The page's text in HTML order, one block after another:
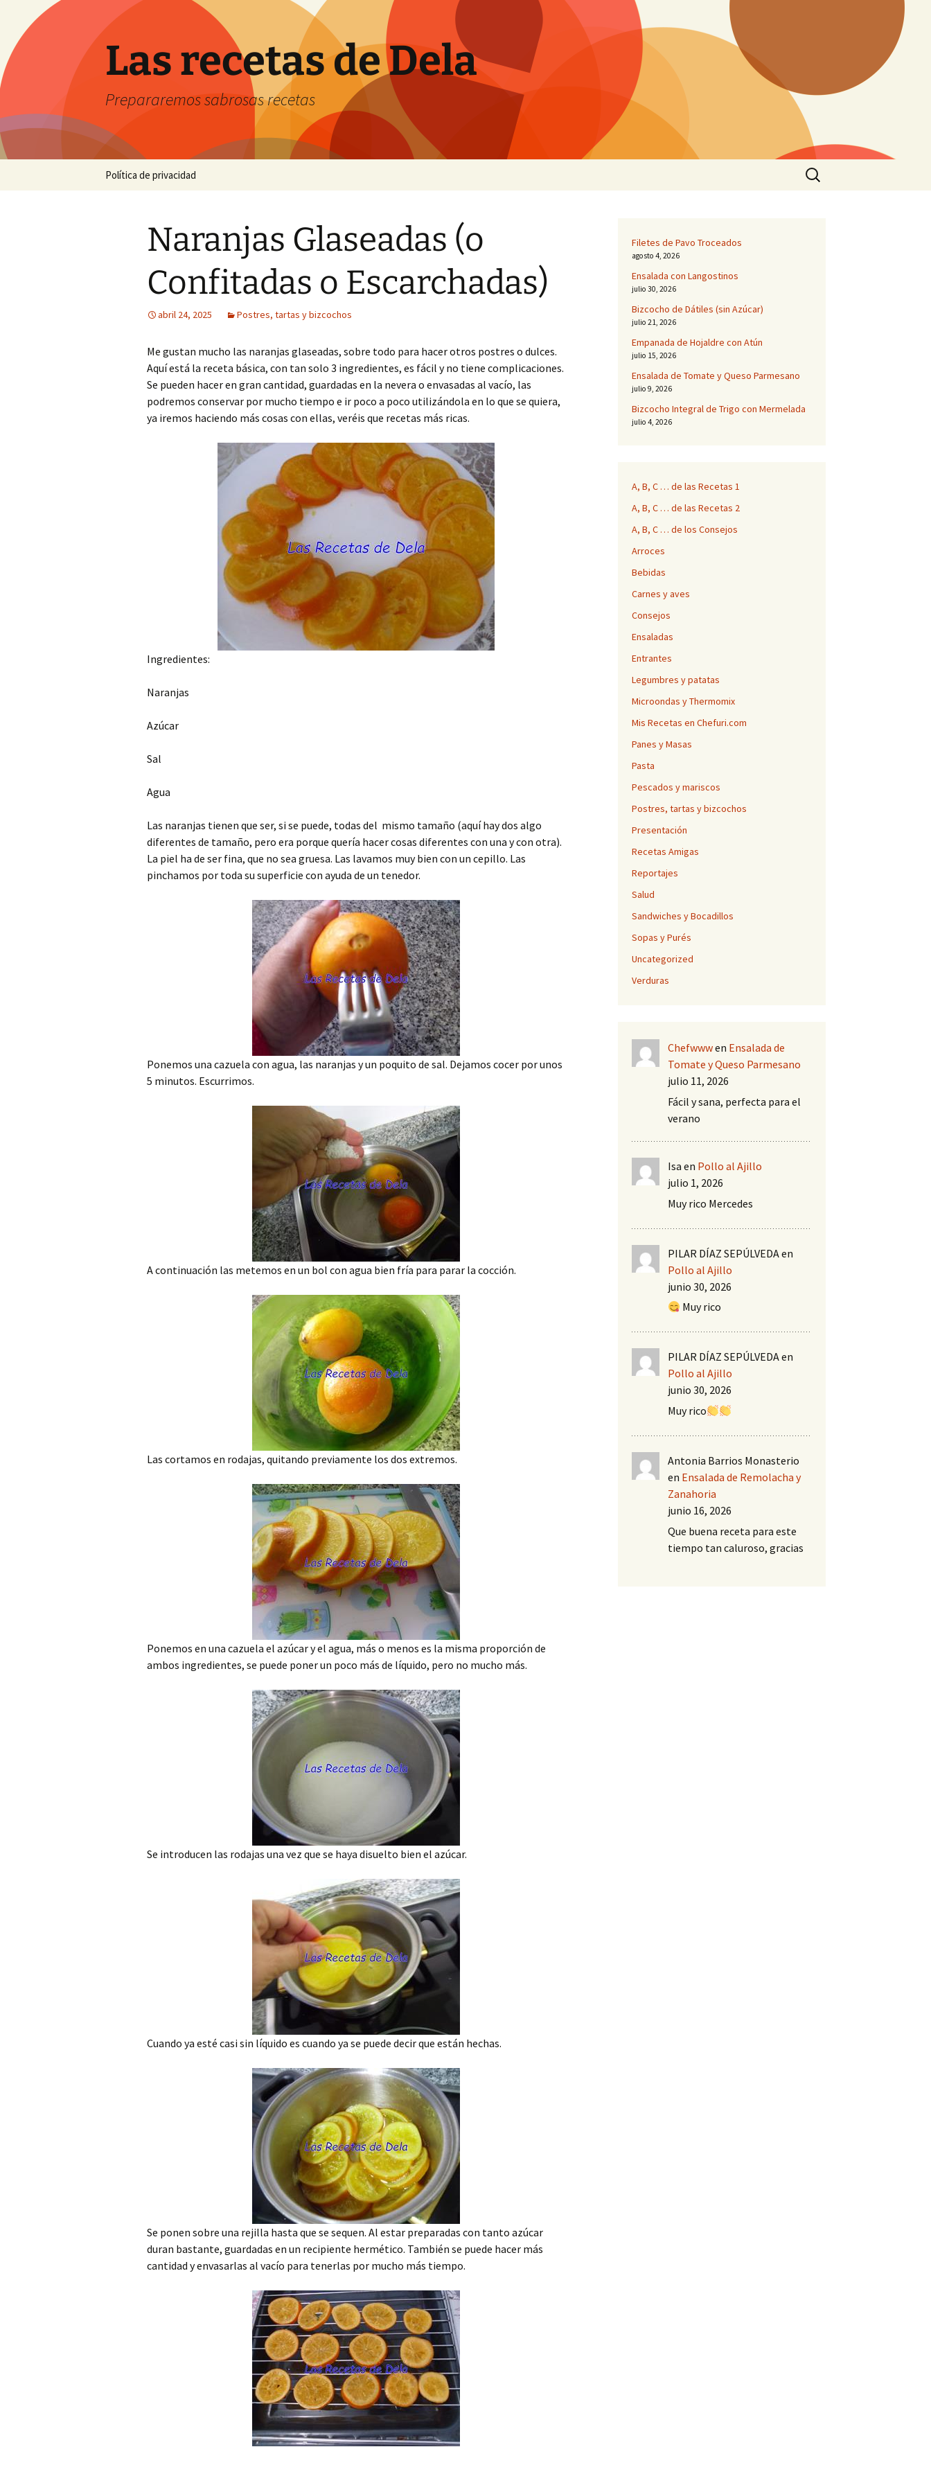
contenido
Las recetas de Dela
Prepararemos sabrosas recetas
Política de privacidad
Buscar:
Naranjas Glaseadas (o
Confitadas o Escarchadas)
abril 24, 2025 Postres, tartas y bizcochos
Me gustan mucho las naranjas glaseadas, sobre todo para hacer otros postres o dulces.
Aquí está la receta básica, con tan solo 3 ingredientes, es fácil y no tiene complicaciones.
Se pueden hacer en gran cantidad, guardadas en la nevera o envasadas al vacío, las
podremos conservar por mucho tiempo e ir poco a poco utilizándola en lo que se quiera,
ya iremos haciendo más cosas con ellas, veréis que recetas más ricas.
Ingredientes:
Naranjas
Azúcar
Sal
Agua
Las naranjas tienen que ser, si se puede, todas del mismo tamaño (aquí hay dos algo
diferentes de tamaño, pero era porque quería hacer cosas diferentes con una y con otra).
La piel ha de ser fina, que no sea gruesa. Las lavamos muy bien con un cepillo. Las
pinchamos por toda su superficie con ayuda de un tenedor.
Ponemos una cazuela con agua, las naranjas y un poquito de sal. Dejamos cocer por unos
5 minutos. Escurrimos.
A continuación las metemos en un bol con agua bien fría para parar la cocción.
Las cortamos en rodajas, quitando previamente los dos extremos.
Ponemos en una cazuela el azúcar y el agua, más o menos es la misma proporción de
ambos ingredientes, se puede poner un poco más de líquido, pero no mucho más.
Se introducen las rodajas una vez que se haya disuelto bien el azúcar.
Cuando ya esté casi sin líquido es cuando ya se puede decir que están hechas.
Se ponen sobre una rejilla hasta que se sequen. Al estar preparadas con tanto azúcar
duran bastante, guardadas en un recipiente hermético. También se puede hacer más
cantidad y envasarlas al vacío para tenerlas por mucho más tiempo.
Filetes de Pavo Troceados
agosto 4, 2026
Ensalada con Langostinos
julio 30, 2026
Bizcocho de Dátiles (sin Azúcar)
julio 21, 2026
Empanada de Hojaldre con Atún
julio 15, 2026
Ensalada de Tomate y Queso Parmesano
julio 9, 2026
Bizcocho Integral de Trigo con Mermelada
julio 4, 2026
A, B, C … de las Recetas 1
A, B, C … de las Recetas 2
A, B, C … de los Consejos
Arroces
Bebidas
Carnes y aves
Consejos
Ensaladas
Entrantes
Legumbres y patatas
Microondas y Thermomix
Mis Recetas en Chefuri.com
Panes y Masas
Pasta
Pescados y mariscos
Postres, tartas y bizcochos
Presentación
Recetas Amigas
Reportajes
Salud
Sandwiches y Bocadillos
Sopas y Purés
Uncategorized
Verduras
Chefwwwen Ensalada de
Tomate y Queso Parmesano
julio 11, 2026
Fácil y sana, perfecta para el
verano
Isa en Pollo al Ajillo
julio 1, 2026
Muy rico Mercedes
PILAR DÍAZ SEPÚLVEDAen
Pollo al Ajillo
junio 30, 2026
Muy rico
PILAR DÍAZ SEPÚLVEDAen
Pollo al Ajillo
junio 30, 2026
Muy rico
Antonia Barrios Monasterio
en Ensalada de Remolacha y
Zanahoria
junio 16, 2026
Que buena receta para este
tiempo tan caluroso, gracias